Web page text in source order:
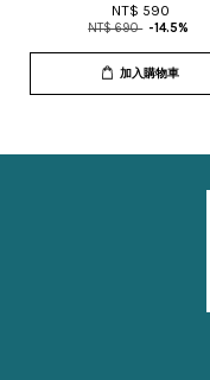
NT$ 590
NT$ 690 -14.5%
加入購物車